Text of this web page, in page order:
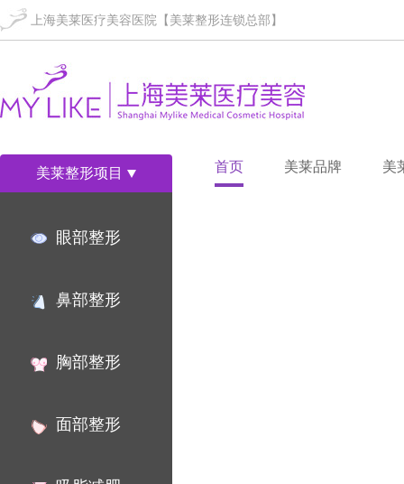
上海美莱医疗美容医院【美莱整形连锁总部】
美莱整形项目
眼部整形
鼻部整形
胸部整形
面部整形
首页 美莱品牌 美